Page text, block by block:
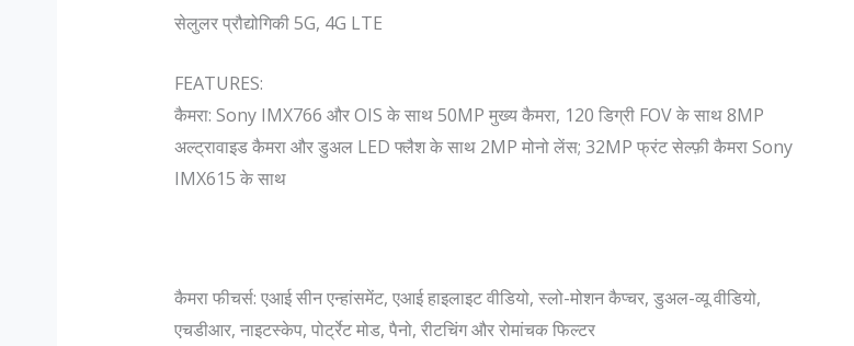
सेलुलर प्रौद्योगिकी 5G, 4G LTE
FEATURES:
कैमरा: Sony IMX766 और OIS के साथ 50MP मुख्य कैमरा, 120 डिग्री FOV के साथ 8MP
अल्ट्रावाइड कैमरा और डुअल LED फ्लैश के साथ 2MP मोनो लेंस; 32MP फ्रंट सेल्फ़ी कैमरा Sony
IMX615 के साथ
कैमरा फीचर्स: एआई सीन एन्हांसमेंट, एआई हाइलाइट वीडियो, स्लो-मोशन कैप्चर, डुअल-व्यू वीडियो,
एचडीआर, नाइटस्केप, पोर्ट्रेट मोड, पैनो, रीटचिंग और रोमांचक फिल्टर